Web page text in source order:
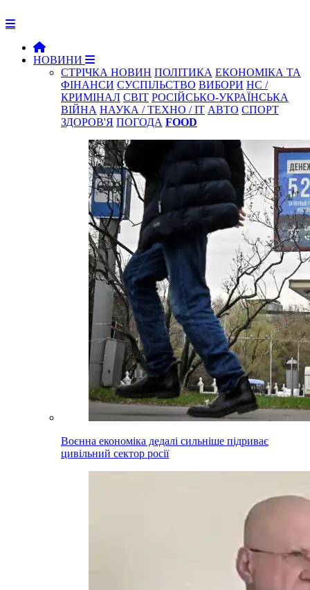
НОВИНИ
СТРІЧКА НОВИН ПОЛІТИКА ЕКОНОМІКА ТА
ФІНАНСИ СУСПІЛЬСТВО ВИБОРИ НС /
КРИМІНАЛ СВІТ РОСІЙСЬКО-УКРАЇНСЬКА
ВІЙНА НАУКА / ТЕХНО / IT АВТО СПОРТ
ЗДОРОВ'Я ПОГОДА FOOD
Воєнна економіка дедалі сильніше підриває
цивільний сектор росії